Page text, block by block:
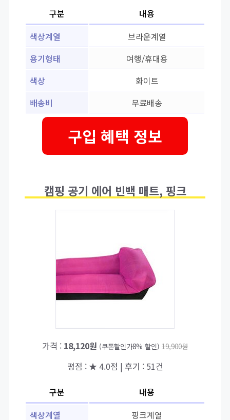
구분
내용
색상계열
브라운계열
용기형태
여행/휴대용
색상
화이트
배송비
무료배송
구입 혜택 정보
캠핑 공기 에어 빈백 매트, 핑크
가격 : 18,120원 (쿠폰할인가8% 할인) 19,900원
평점 : ★ 4.0점 | 후기 : 51건
구분
내용
색상계열
핑크계열